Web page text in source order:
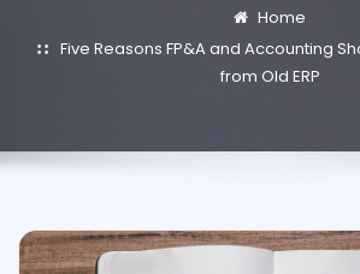
Home
Five Reasons FP&A and Accounting
from Old ERP